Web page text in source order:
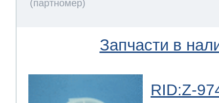
Запчасти в
RID:Z-